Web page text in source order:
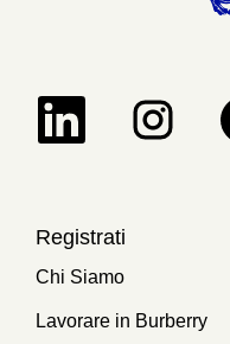
Si apre in una nuova
Si apre in
Registrati
Chi Siamo
Lavorare in Burberry